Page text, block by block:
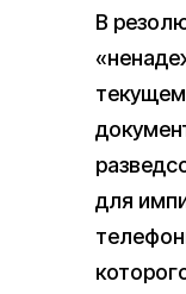
В
для